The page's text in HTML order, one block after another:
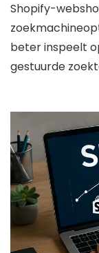
Shopify-
beter inspeelt
gestuurde